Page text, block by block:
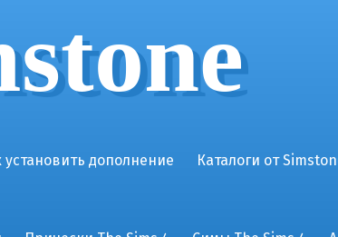
установить дополнение Каталоги от